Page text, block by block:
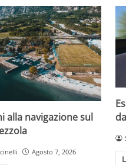
alla navigazione sul
Agosto 7, 2026